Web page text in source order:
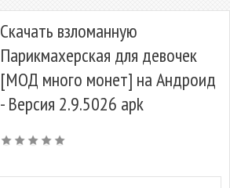
Скачать взломанную
Парикмахерская для девочек
[МОД много монет] на Андроид
- Версия 2.9.5026 apk